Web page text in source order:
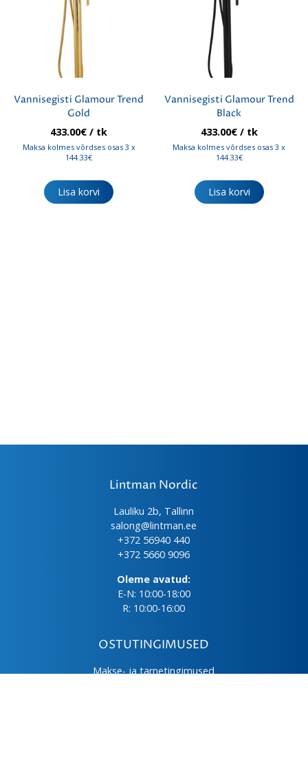
Vannisegisti Glamour Trend
Gold
433.00€ / tk
Maksa kolmes võrdses osas 3 x
144.33€
Lisa korvi
Vannisegisti Glamour Trend
Black
433.00€/ tk
Maksa kolmes võrdses osas 3 x
144.33€
Lisa korvi
Lintman Nordic
Lauliku 2b, Tallinn
salong@lintman.ee
+372 56940 440
+372 5660 9096
Oleme avatud:
E-N: 10:00-18:00
R: 10:00-16:00
OSTUTINGIMUSED
Makse- ja tarnetingimused